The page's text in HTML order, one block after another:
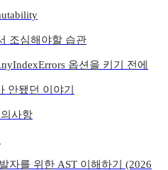
조심해야할 습관
옵션을 키기 전에
안됐던 이야기
사항
자를 위한 AST 이해하기 (2026